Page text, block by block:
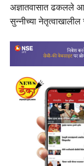
अज्ञातवासात ढकलले
सुन्नीच्या